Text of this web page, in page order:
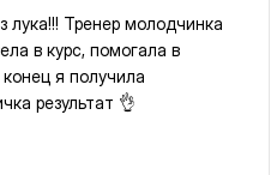
лука!!! Тренер молодчинка
в курс, помогала в
я получила
результат 👌